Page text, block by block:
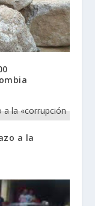
a la